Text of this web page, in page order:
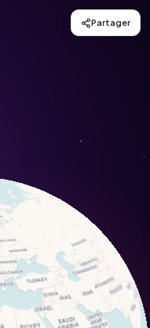
(Pinus taeda) -
Partager